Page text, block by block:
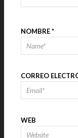
NOMBRE*
CORREO
WEB